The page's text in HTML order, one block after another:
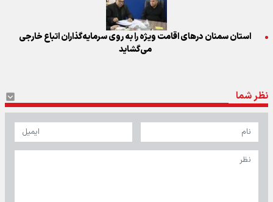
استان سمنان درهای اقامت ویژه را به روی سرمایه‌گذاران اتباع خارجی
می‌گشاید
نظر شما